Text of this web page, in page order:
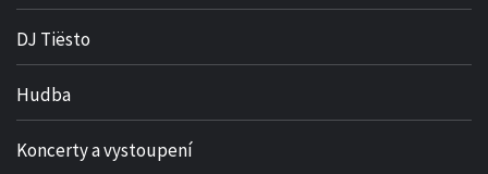
DJ Tiësto
Hudba
Koncerty a vystoupení